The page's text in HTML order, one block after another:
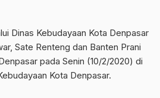
Dinas Kebudayaan Kota Denpasar
Sate Renteng dan Banten Prani
pada Senin (10/2/2020) di
Kota Denpasar.